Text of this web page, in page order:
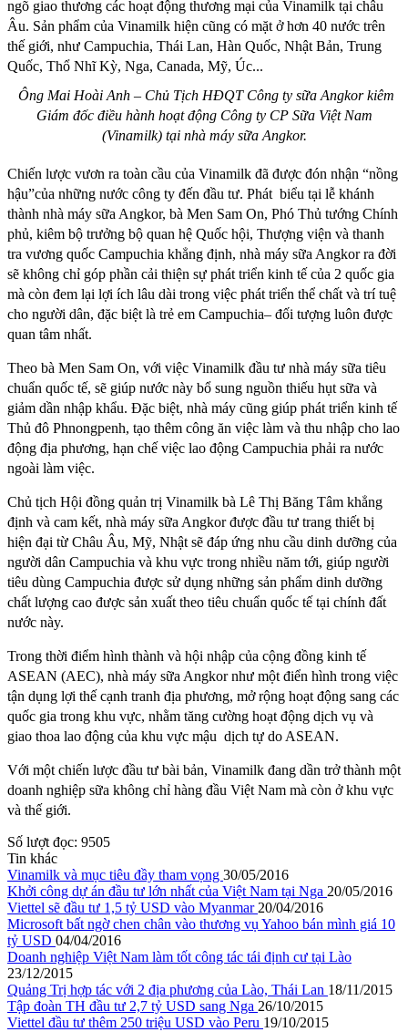
ngõ giao thương các hoạt động thương mại của Vinamilk tại châu
Âu. Sản phẩm của Vinamilk hiện cũng có mặt ở hơn 40 nước trên
thế giới, như Campuchia, Thái Lan, Hàn Quốc, Nhật Bản, Trung
Quốc, Thổ Nhĩ Kỳ, Nga, Canada, Mỹ, Úc...
Ông Mai Hoài Anh – Chủ Tịch HĐQT Công ty sữa Angkor kiêm
Giám đốc điều hành hoạt động Công ty CP Sữa Việt Nam
(Vinamilk) tại nhà máy sữa Angkor.
Chiến lược vươn ra toàn cầu của Vinamilk đã được đón nhận “nồng
hậu”của những nước công ty đến đầu tư. Phát biểu tại lễ khánh
thành nhà máy sữa Angkor, bà Men Sam On, Phó Thủ tướng Chính
phủ, kiêm bộ trưởng bộ quan hệ Quốc hội, Thượng viện và thanh
tra vương quốc Campuchia khẳng định, nhà máy sữa Angkor ra đời
sẽ không chỉ góp phần cải thiện sự phát triển kinh tế của 2 quốc gia
mà còn đem lại lợi ích lâu dài trong việc phát triển thể chất và trí tuệ
cho người dân, đặc biệt là trẻ em Campuchia– đối tượng luôn được
quan tâm nhất.
Theo bà Men Sam On, với việc Vinamilk đầu tư nhà máy sữa tiêu
chuẩn quốc tế, sẽ giúp nước này bổ sung nguồn thiếu hụt sữa và
giảm dần nhập khẩu. Đặc biệt, nhà máy cũng giúp phát triển kinh tế
Thủ đô Phnongpenh, tạo thêm công ăn việc làm và thu nhập cho lao
động địa phương, hạn chế việc lao động Campuchia phải ra nước
ngoài làm việc.
Chủ tịch Hội đồng quản trị Vinamilk bà Lê Thị Băng Tâm khẳng
định và cam kết, nhà máy sữa Angkor được đầu tư trang thiết bị
hiện đại từ Châu Âu, Mỹ, Nhật sẽ đáp ứng nhu cầu dinh dưỡng của
người dân Campuchia và khu vực trong nhiều năm tới, giúp người
tiêu dùng Campuchia được sử dụng những sản phẩm dinh dưỡng
chất lượng cao được sản xuất theo tiêu chuẩn quốc tế tại chính đất
nước này.
Trong thời điểm hình thành và hội nhập của cộng đồng kinh tế
ASEAN (AEC), nhà máy sữa Angkor như một điển hình trong việc
tận dụng lợi thế cạnh tranh địa phương, mở rộng hoạt động sang các
quốc gia trong khu vực, nhằm tăng cường hoạt động dịch vụ và
giao thoa lao động của khu vực mậu dịch tự do ASEAN.
Với một chiến lược đầu tư bài bản, Vinamilk đang dần trở thành một
doanh nghiệp sữa không chỉ hàng đầu Việt Nam mà còn ở khu vực
và thế giới.
Số lượt đọc: 9505
Tin khác
Vinamilk và mục tiêu đầy tham vọng 30/05/2016
Khởi công dự án đầu tư lớn nhất của Việt Nam tại Nga 20/05/2016
Viettel sẽ đầu tư 1,5 tỷ USD vào Myanmar 20/04/2016
Microsoft bất ngờ chen chân vào thương vụ Yahoo bán mình giá 10
tỷ USD 04/04/2016
Doanh nghiệp Việt Nam làm tốt công tác tái định cư tại Lào
23/12/2015
Quảng Trị hợp tác với 2 địa phương của Lào, Thái Lan 18/11/2015
Tập đoàn TH đầu tư 2,7 tỷ USD sang Nga 26/10/2015
Viettel đầu tư thêm 250 triệu USD vào Peru 19/10/2015